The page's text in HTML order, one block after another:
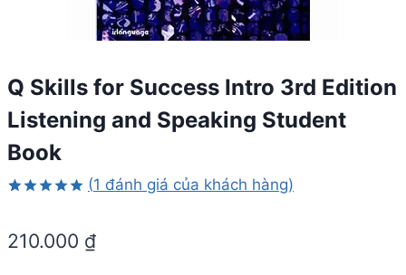
Q Skills for Success Intro 3rd Edition
Listening and Speaking Student
Book
đánh giá
(1 đánh giá của khách hàng)
210.000 ₫